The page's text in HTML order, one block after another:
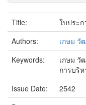
Title:
ใบประ
Authors:
เกษม วั
Keywords:
เกษม วั
การบริ
Issue Date:
2542